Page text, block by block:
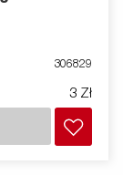
306829
3 Zł